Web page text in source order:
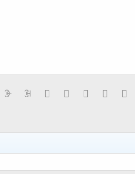
LinkedinLiveinternetLivejournal
Buffer DiasporaEvernote
Digg